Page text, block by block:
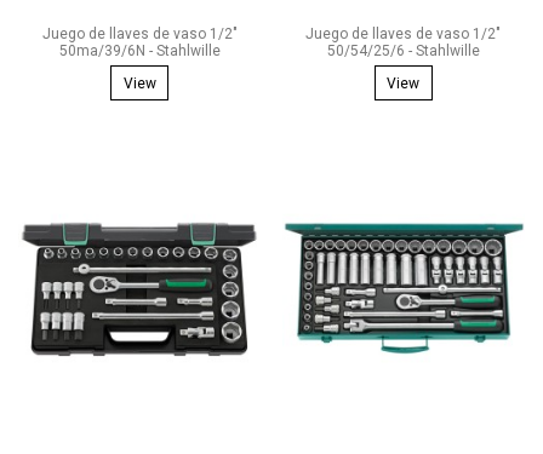
Juego de llaves de vaso 1/2"
50ma/39/6N - Stahlwille
View
Juego de llaves de vaso 1/2"
50/54/25/6 - Stahlwille
View